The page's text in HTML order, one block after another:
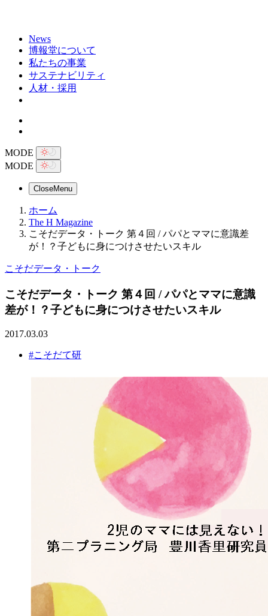
News
博報堂について
私たちの事業
サステナビリティ
人材・採用
MODE
MODE
CloseMenu
ホーム
The H Magazine
こそだデータ・トーク 第４回 / パパとママに意識差
が！？子どもに身につけさせたいスキル
こそだデータ・トーク
こそだデータ・トーク 第４回 / パパとママに意識
差が！？子どもに身につけさせたいスキル
2017.03.03
#こそだて研